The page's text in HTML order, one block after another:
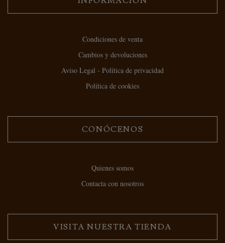
Condiciones de venta
Cambios y devoluciones
Aviso Legal - Política de privacidad
Política de cookies
CONÓCENOS
Quienes somos
Contacta con nosotros
VISITA NUESTRA TIENDA